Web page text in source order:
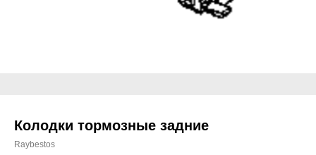
Колодки тормозные задние
Raybestos